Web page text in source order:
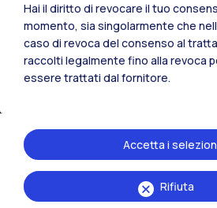
Hai il diritto di revocare il tuo
momento, sia singolarmente che
caso di revoca del consenso al
raccolti legalmente fino alla revoca
essere trattati dal fornitore.
Rifiuta
Accetta i